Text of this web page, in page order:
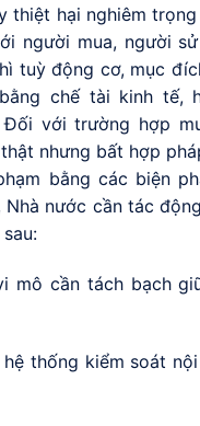
thiệt hại nghiêm
người mua, người
tuỳ động cơ, mục
chế tài kinh tế,
Đối với trường hợp
nhưng bất hợp
bằng các biện
nước cần tác
mô cần tách bạch
thống kiểm soát